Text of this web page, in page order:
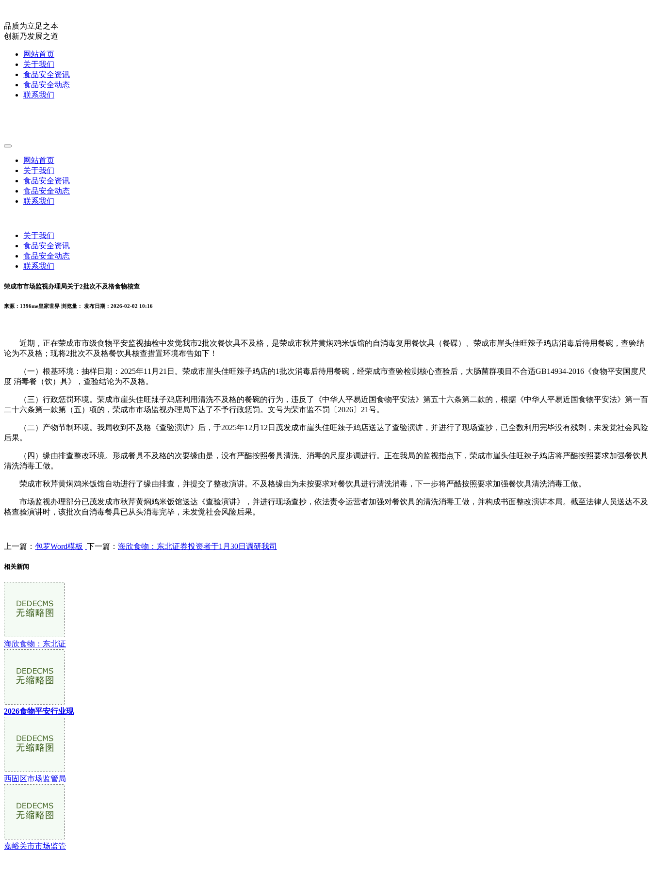
品质为立足之本
创新乃发展之道
网站首页
关于我们
食品安全资讯
食品安全动态
联系我们
网站首页
关于我们
食品安全资讯
食品安全动态
联系我们
关于我们
食品安全资讯
食品安全动态
联系我们
荣成市市场监视办理局关于2批次不及格食物核查
来源：1396me皇家世界 浏览量： 发布日期：2026-02-02 10:16
近期，正在荣成市市级食物平安监视抽检中发觉我市2批次餐饮具不及格，是荣成市秋芹黄焖鸡米饭馆的自消毒复用餐饮具（餐碟）、荣成市崖头佳旺辣子鸡店消毒后待用餐碗，查验结
论为不及格；现将2批次不及格餐饮具核查措置环境布告如下！
（一）根基环境：抽样日期：2025年11月21日。荣成市崖头佳旺辣子鸡店的1批次消毒后待用餐碗，经荣成市查验检测核心查验后，大肠菌群项目不合适GB14934-2016《食物平安国度尺
度 消毒餐（饮）具》，查验结论为不及格。
（三）行政惩罚环境。荣成市崖头佳旺辣子鸡店利用清洗不及格的餐碗的行为，违反了《中华人平易近国食物平安法》第五十六条第二款的，根据《中华人平易近国食物平安法》第一百
二十六条第一款第（五）项的，荣成市市场监视办理局下达了不予行政惩罚。文号为荣市监不罚〔2026〕21号。
（二）产物节制环境。我局收到不及格《查验演讲》后，于2025年12月12日茂发成市崖头佳旺辣子鸡店送达了查验演讲，并进行了现场查抄，已全数利用完毕没有残剩，未发觉社会风险
后果。
（四）缘由排查整改环境。形成餐具不及格的次要缘由是，没有严酷按照餐具清洗、消毒的尺度步调进行。正在我局的监视指点下，荣成市崖头佳旺辣子鸡店将严酷按照要求加强餐饮具
清洗消毒工做。
荣成市秋芹黄焖鸡米饭馆自动进行了缘由排查，并提交了整改演讲。不及格缘由为未按要求对餐饮具进行清洗消毒，下一步将严酷按照要求加强餐饮具清洗消毒工做。
市场监视办理部分已茂发成市秋芹黄焖鸡米饭馆送达《查验演讲》，并进行现场查抄，依法责令运营者加强对餐饮具的清洗消毒工做，并构成书面整改演讲本局。截至法律人员送达不及
格查验演讲时，该批次自消毒餐具已从头消毒完毕，未发觉社会风险后果。
上一篇： 包罗Word模板 下一篇： 海欣食物：东北证券投资者于1月30日调研我司
相关新闻
海欣食物：东北证
2026食物平安行业现
西固区市场监管局
嘉峪关市市场监管